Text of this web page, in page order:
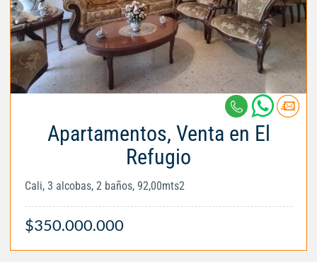
Apartamentos, Venta en El
Refugio
Cali, 3 alcobas, 2 baños, 92,00mts2
$350.000.000